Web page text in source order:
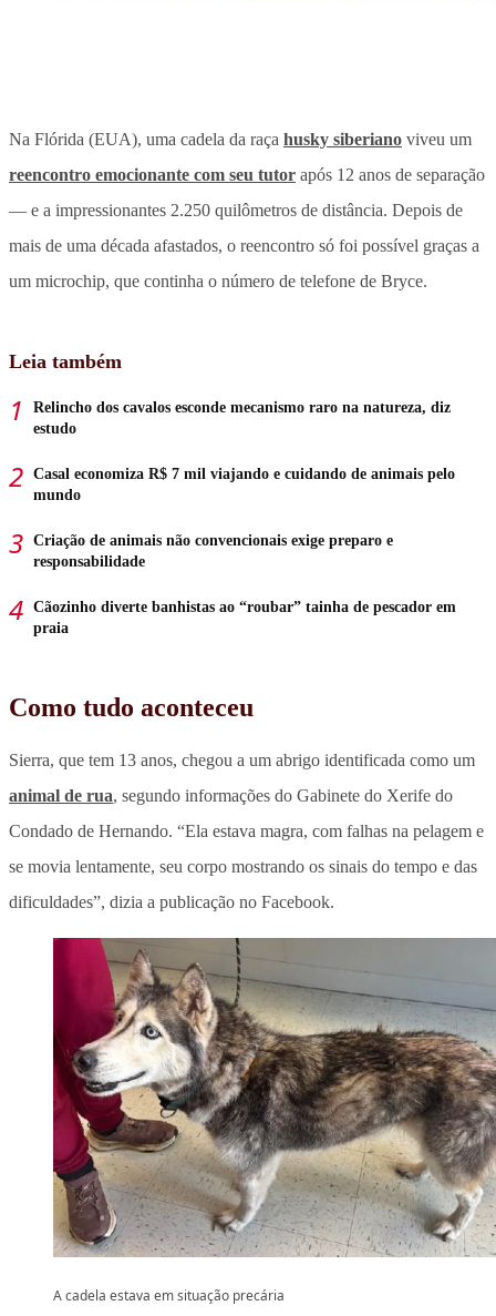
Na Flórida (EUA), uma cadela da raça husky siberiano viveu um
reencontro emocionante com seu tutor após 12 anos de separação
— e a impressionantes 2.250 quilômetros de distância. Depois de
mais de uma década afastados, o reencontro só foi possível graças a
um microchip, que continha o número de telefone de Bryce.
Leia também
Relincho dos cavalos esconde mecanismo raro na natureza, diz
estudo
Casal economiza R$ 7 mil viajando e cuidando de animais pelo
mundo
Criação de animais não convencionais exige preparo e
responsabilidade
Cãozinho diverte banhistas ao “roubar” tainha de pescador em
praia
Como tudo aconteceu
Sierra, que tem 13 anos, chegou a um abrigo identificada como um
animal de rua, segundo informações do Gabinete do Xerife do
Condado de Hernando. “Ela estava magra, com falhas na pelagem e
se movia lentamente, seu corpo mostrando os sinais do tempo e das
dificuldades”, dizia a publicação no Facebook.
A cadela estava em situação precária